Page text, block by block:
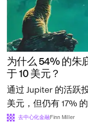
为什么 54% 的朱
于 10 美元？
通过 Jupiter 的活跃
美元，但仍有 17%
去中心化金融Finn Miller